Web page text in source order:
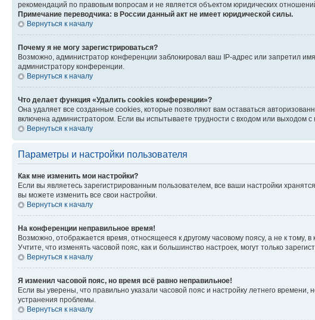
рекомендаций по правовым вопросам и не является объектом юридических
Примечание переводчика: в России данный акт не имеет юридической силы.
Вернуться к началу
Почему я не могу зарегистрироваться?
Возможно, администратор конференции заблокировал ваш IP-адрес или запретил
администратору конференции.
Вернуться к началу
Что делает функция «Удалить cookies конференции»?
Она удаляет все созданные cookies, которые позволяют вам оставаться
включена администратором. Если вы испытываете трудности с входом или выходом
Вернуться к началу
Параметры и настройки пользователя
Как мне изменить мои настройки?
Если вы являетесь зарегистрированным пользователем, все ваши настройки
вы можете изменить все свои настройки.
Вернуться к началу
На конференции неправильное время!
Возможно, отображается время, относящееся к другому часовому поясу, а не к тому,
Учтите, что изменять часовой пояс, как и большинство настроек, могут только
Вернуться к началу
Я изменил часовой пояс, но время всё равно неправильное!
Если вы уверены, что правильно указали часовой пояс и настройку летнего
устранения проблемы.
Вернуться к началу